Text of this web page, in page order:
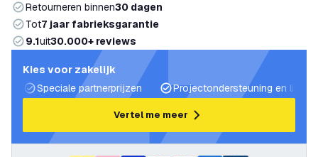
Retourneren binnen30 dagen
Tot7 jaar fabrieksgarantie
9.1uit30.000+ reviews
Kies voor zakelijk
Speciale partnerprijzen
Projectondersteuning en
Vertel me meer